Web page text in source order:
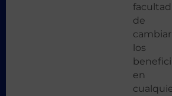
facultad
de
cambiar
los
en